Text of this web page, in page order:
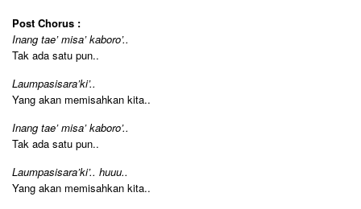
Post Chorus :
Inang tae’ misa’ kaboro’..
Tak ada satu pun..
Laumpasisara’ki’..
Yang akan memisahkan kita..
Inang tae’ misa’ kaboro’..
Tak ada satu pun..
Laumpasisara’ki’.. huuu..
Yang akan memisahkan kita..